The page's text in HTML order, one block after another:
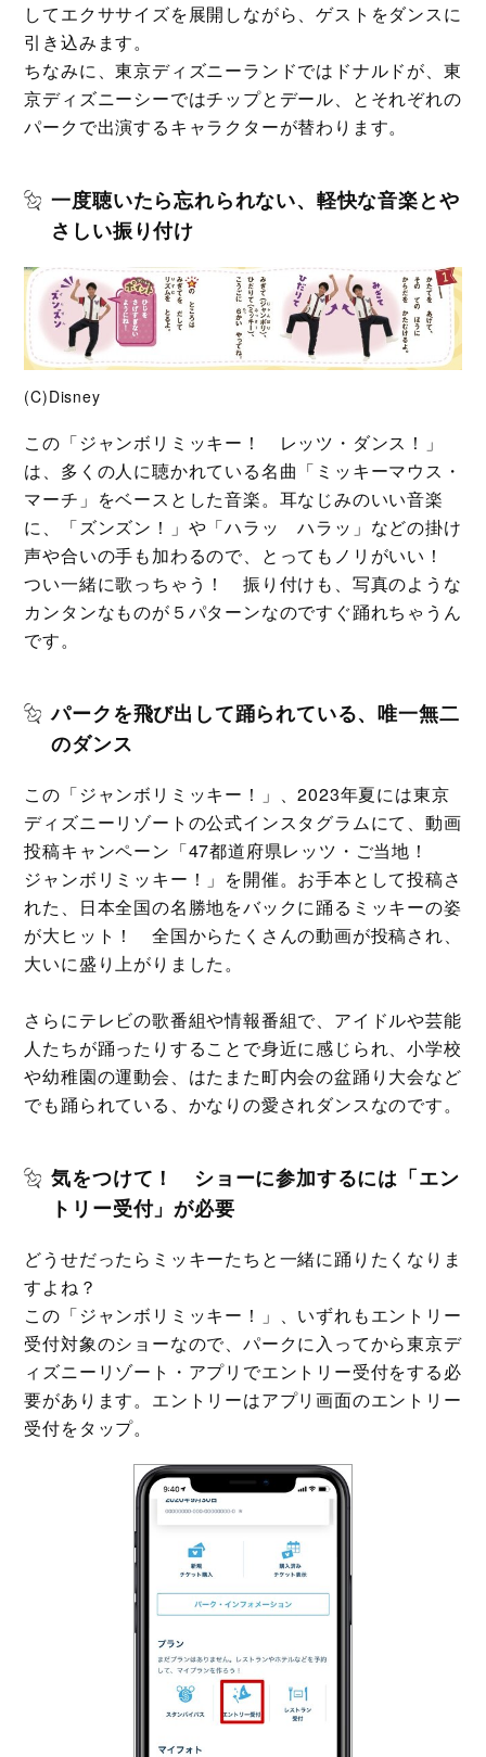
してエクササイズを展開しながら、ゲストをダンスに
引き込みます。
ちなみに、東京ディズニーランドではドナルドが、東
京ディズニーシーではチップとデール、とそれぞれの
パークで出演するキャラクターが替わります。
一度聴いたら忘れられない、軽快な音楽とや
さしい振り付け
(C)Disney
この「ジャンボリミッキー！ レッツ・ダンス！」
は、多くの人に聴かれている名曲「ミッキーマウス・
マーチ」をベースとした音楽。耳なじみのいい音楽
に、「ズンズン！」や「ハラッ ハラッ」などの掛け
声や合いの手も加わるので、とってもノリがいい！
つい一緒に歌っちゃう！ 振り付けも、写真のような
カンタンなものが５パターンなのですぐ踊れちゃうん
です。
パークを飛び出して踊られている、唯一無二
のダンス
この「ジャンボリミッキー！」、2023年夏には東京
ディズニーリゾートの公式インスタグラムにて、動画
投稿キャンペーン「47都道府県レッツ・ご当地！
ジャンボリミッキー！」を開催。お手本として投稿さ
れた、日本全国の名勝地をバックに踊るミッキーの姿
が大ヒット！ 全国からたくさんの動画が投稿され、
大いに盛り上がりました。
さらにテレビの歌番組や情報番組で、アイドルや芸能
人たちが踊ったりすることで身近に感じられ、小学校
や幼稚園の運動会、はたまた町内会の盆踊り大会など
でも踊られている、かなりの愛されダンスなのです。
気をつけて！ ショーに参加するには「エン
トリー受付」が必要
どうせだったらミッキーたちと一緒に踊りたくなりま
すよね？
この「ジャンボリミッキー！」、いずれもエントリー
受付対象のショーなので、パークに入ってから東京デ
ィズニーリゾート・アプリでエントリー受付をする必
要があります。エントリーはアプリ画面のエントリー
受付をタップ。